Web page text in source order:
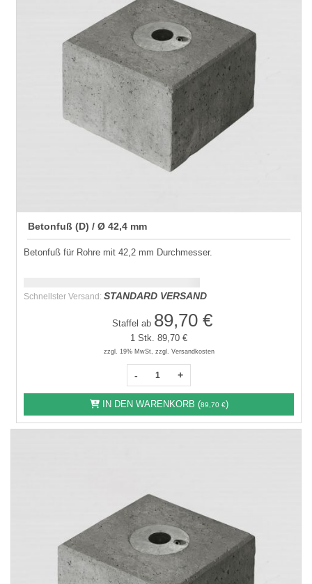
Betonfuß (D) / Ø 42,4 mm
Betonfuß für Rohre mit 42,2 mm Durchmesser.
Schnellster Versand:STANDARD VERSAND
Staffel ab 89,70 €
1 Stk.89,70 €
zzgl. 19% MwSt, zzgl. Versandkosten
- +
IN DEN WARENKORB (89,70 €)